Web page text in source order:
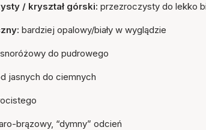
/ kryształ górski: przezroczysty do lekko
bardziej opalowy/biały w wyglądzie
do pudrowego
jasnych do ciemnych
brązowy, “dymny” odcień